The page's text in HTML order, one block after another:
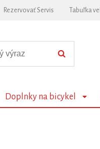
Rezervovať Servis Tabuľka
Doplnky na bicykel